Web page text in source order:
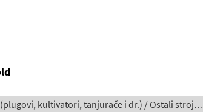
kultivatori, tanjurače i dr.) / Ostali strojevi